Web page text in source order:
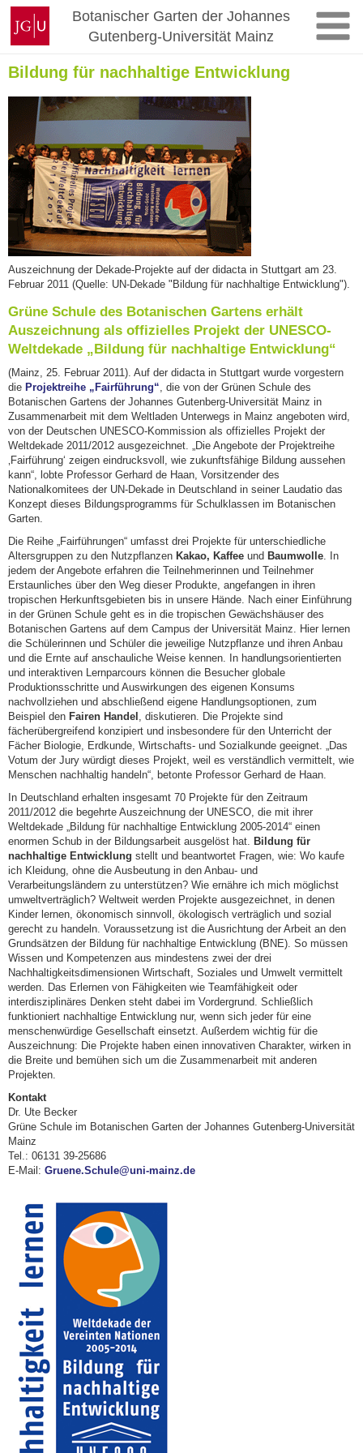
Zum
Inhalt
springen
Johannes
Gutenberg-
Universität
Mainz
Botanischer Garten der Johannes
Gutenberg-Universität Mainz
Bildung für nachhaltige Entwicklung
Auszeichnung der Dekade-Projekte auf der didacta in Stuttgart am 23.
Februar 2011 (Quelle: UN-Dekade "Bildung für nachhaltige Entwicklung").
Grüne Schule des Botanischen Gartens erhält
Auszeichnung als offizielles Projekt der UNESCO-
Weltdekade „Bildung für nachhaltige Entwicklung“
(Mainz, 25. Februar 2011). Auf der didacta in Stuttgart wurde vorgestern
die Projektreihe „Fairführung“ , die von der Grünen Schule des
Botanischen Gartens der Johannes Gutenberg-Universität Mainz in
Zusammenarbeit mit dem Weltladen Unterwegs in Mainz angeboten wird,
von der Deutschen UNESCO-Kommission als offizielles Projekt der
Weltdekade 2011/2012 ausgezeichnet. „Die Angebote der Projektreihe
‚Fairführung‘ zeigen eindrucksvoll, wie zukunftsfähige Bildung aussehen
kann“, lobte Professor Gerhard de Haan, Vorsitzender des
Nationalkomitees der UN-Dekade in Deutschland in seiner Laudatio das
Konzept dieses Bildungsprogramms für Schulklassen im Botanischen
Garten.
Die Reihe „Fairführungen“ umfasst drei Projekte für unterschiedliche
Altersgruppen zu den Nutzpflanzen Kakao, Kaffee und Baumwolle . In
jedem der Angebote erfahren die Teilnehmerinnen und Teilnehmer
Erstaunliches über den Weg dieser Produkte, angefangen in ihren
tropischen Herkunftsgebieten bis in unsere Hände. Nach einer Einführung
in der Grünen Schule geht es in die tropischen Gewächshäuser des
Botanischen Gartens auf dem Campus der Universität Mainz. Hier lernen
die Schülerinnen und Schüler die jeweilige Nutzpflanze und ihren Anbau
und die Ernte auf anschauliche Weise kennen. In handlungsorientierten
und interaktiven Lernparcours können die Besucher globale
Produktionsschritte und Auswirkungen des eigenen Konsums
nachvollziehen und abschließend eigene Handlungsoptionen, zum
Beispiel den Fairen Handel , diskutieren. Die Projekte sind
fächerübergreifend konzipiert und insbesondere für den Unterricht der
Fächer Biologie, Erdkunde, Wirtschafts- und Sozialkunde geeignet. „Das
Votum der Jury würdigt dieses Projekt, weil es verständlich vermittelt, wie
Menschen nachhaltig handeln“, betonte Professor Gerhard de Haan.
In Deutschland erhalten insgesamt 70 Projekte für den Zeitraum
2011/2012 die begehrte Auszeichnung der UNESCO, die mit ihrer
Weltdekade „Bildung für nachhaltige Entwicklung 2005-2014“ einen
enormen Schub in der Bildungsarbeit ausgelöst hat. Bildung für
nachhaltige Entwicklung stellt und beantwortet Fragen, wie: Wo kaufe
ich Kleidung, ohne die Ausbeutung in den Anbau- und
Verarbeitungsländern zu unterstützen? Wie ernähre ich mich möglichst
umweltverträglich? Weltweit werden Projekte ausgezeichnet, in denen
Kinder lernen, ökonomisch sinnvoll, ökologisch verträglich und sozial
gerecht zu handeln. Voraussetzung ist die Ausrichtung der Arbeit an den
Grundsätzen der Bildung für nachhaltige Entwicklung (BNE). So müssen
Wissen und Kompetenzen aus mindestens zwei der drei
Nachhaltigkeitsdimensionen Wirtschaft, Soziales und Umwelt vermittelt
werden. Das Erlernen von Fähigkeiten wie Teamfähigkeit oder
interdisziplinäres Denken steht dabei im Vordergrund. Schließlich
funktioniert nachhaltige Entwicklung nur, wenn sich jeder für eine
menschenwürdige Gesellschaft einsetzt. Außerdem wichtig für die
Auszeichnung: Die Projekte haben einen innovativen Charakter, wirken in
die Breite und bemühen sich um die Zusammenarbeit mit anderen
Projekten.
Kontakt
Dr. Ute Becker
Grüne Schule im Botanischen Garten der Johannes Gutenberg-Universität
Mainz
Tel.: 06131 39-25686
E-Mail: Gruene.Schule@uni-mainz.de